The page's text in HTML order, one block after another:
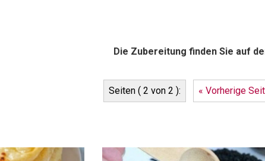
Die Zubereitung finden Sie auf
Seiten ( 2 von 2 ): « Vorherige